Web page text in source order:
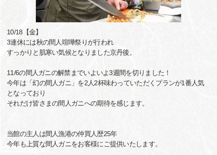
10/18【金】
3連休には秋の間人喧嘩祭りが行われ
すっかりと肌寒い気候となりました京丹後。
11/6の間人ガニの解禁までいよいよ3週間を切りました！
今年は「幻の間人ガニ」を2人2杯味わっていただくプランが1番人気
となっており
それだけ皆さまの間人ガニへの期待を感じます。
当館の主人は間人漁港の仲買人歴25年
今年も上質な間人ガニをお客様にご提供いたします。